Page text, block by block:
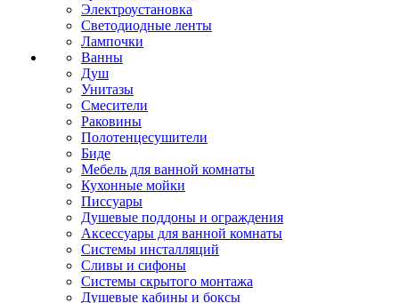
Электроустановка
Светодиодные ленты
Лампочки
Ванны
Душ
Унитазы
Смесители
Раковины
Полотенцесушители
Биде
Мебель для ванной комнаты
Кухонные мойки
Писсуары
Душевые поддоны и ограждения
Аксессуары для ванной комнаты
Системы инсталляций
Сливы и сифоны
Системы скрытого монтажа
Душевые кабины и боксы